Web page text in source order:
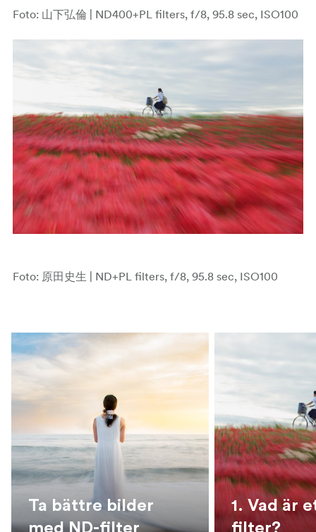
Foto: 山下弘倫 | ND400+PL filters, f/8, 95.8 sec, ISO100
Foto: 原田史生 | ND+PL filters, f/8, 95.8 sec, ISO100
Ta bättre bilder
med ND-filter
1. Vad är
filter?